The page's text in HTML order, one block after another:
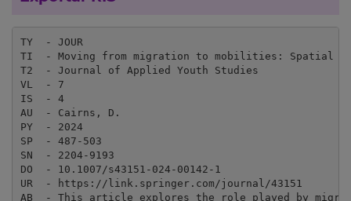
TY  - JOUR
TI  - Moving from migration to mobilities: Spatial
T2  - Journal of Applied Youth Studies
VL  - 7
IS  - 4
AU  - Cairns, D.
PY  - 2024
SP  - 487-503
SN  - 2204-9193
DO  - 10.1007/s43151-024-00142-1
UR  - https://link.springer.com/journal/43151
AB  - This article explores the role played by